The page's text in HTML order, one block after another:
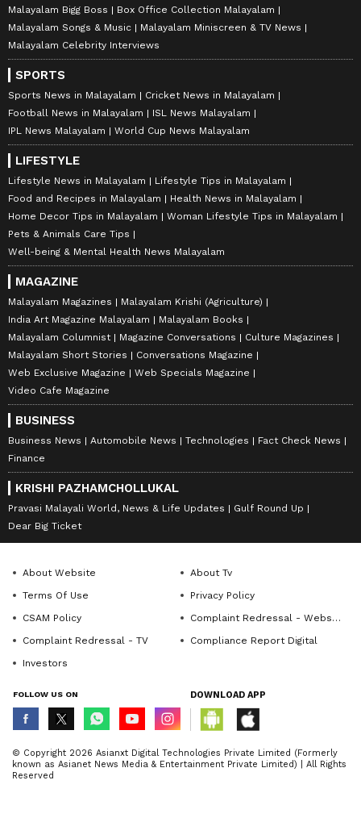
Malayalam Bigg Boss
Box Office Collection Malayalam
Malayalam Songs & Music
Malayalam Miniscreen & TV News
Malayalam Celebrity Interviews
SPORTS
Sports News in Malayalam
Cricket News in Malayalam
Football News in Malayalam
ISL News Malayalam
IPL News Malayalam
World Cup News Malayalam
LIFESTYLE
Lifestyle News in Malayalam
Lifestyle Tips in Malayalam
Food and Recipes in Malayalam
Health News in Malayalam
Home Decor Tips in Malayalam
Woman Lifestyle Tips in Malayalam
Pets & Animals Care Tips
Well-being & Mental Health News Malayalam
MAGAZINE
Malayalam Magazines
Malayalam Krishi (Agriculture)
India Art Magazine Malayalam
Malayalam Books
Malayalam Columnist
Magazine Conversations
Culture Magazines
Malayalam Short Stories
Conversations Magazine
Web Exclusive Magazine
Web Specials Magazine
Video Cafe Magazine
BUSINESS
Business News Automobile News Technologies
Fact Check News
Finance
KRISHI PAZHAMCHOLLUKAL
Pravasi Malayali World, News & Life Updates
Gulf Round Up
Dear Big Ticket
About Website
About Tv
Terms Of Use
Privacy Policy
CSAM Policy
Complaint Redressal - Website
Complaint Redressal - TV
Compliance Report Digital
Investors
FOLLOW US ON DOWNLOAD APP
© Copyright 2026 Asianxt Digital Technologies Private Limited (Formerly
known as Asianet News Media & Entertainment Private Limited) | All Rights
Reserved